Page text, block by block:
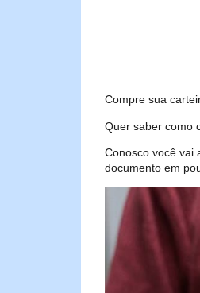
Compre sua
Quer saber como
Conosco você vai
documento em